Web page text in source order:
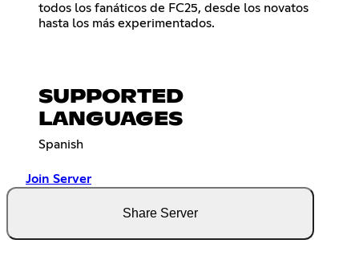
todos los fanáticos de FC25, desde los novatos
hasta los más experimentados.
SUPPORTED
LANGUAGES
Spanish
Join Server
Share Server